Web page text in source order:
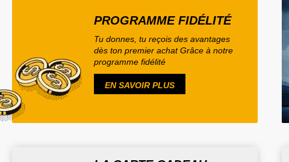
PROGRAMME FIDÉLITÉ
Tu donnes, tu reçois des avantages
dès ton premier achat Grâce à notre
programme fidélité
EN SAVOIR PLUS